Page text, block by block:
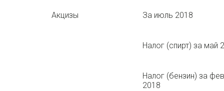
Акцизы За июль 2018
Налог (спирт) за май
Налог (бензин) за
2018